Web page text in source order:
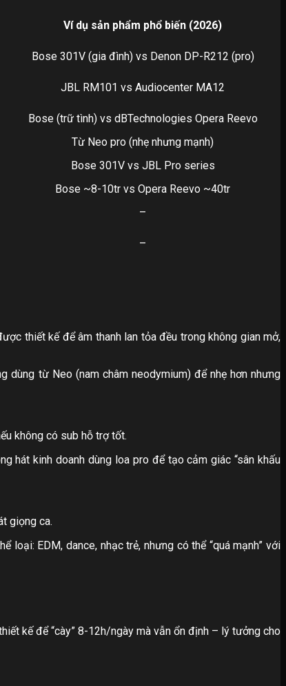
Ví dụ sản phẩm phổ biến (2026)
Bose 301V (gia đình) vs Denon DP-R212 (pro)
JBL RM101 vs Audiocenter MA12
Bose (trữ tình) vs dBTechnologies Opera Reevo
Từ Neo pro (nhẹ nhưng mạnh)
Bose 301V vs JBL Pro series
Bose ~8-10tr vs Opera Reevo ~40tr
–
–
thiết kế để âm thanh lan tỏa đều trong không gian mở,
dùng từ Neo (nam châm neodymium) để nhẹ hơn nhưng
không có sub hỗ trợ tốt.
hát kinh doanh dùng loa pro để tạo cảm giác “sân khấu
giọng ca.
EDM, dance, nhạc trẻ, nhưng có thể “quá mạnh” với
kế để “cày” 8-12h/ngày mà vẫn ổn định – lý tưởng cho